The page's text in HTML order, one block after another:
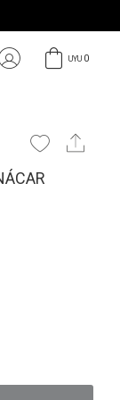
UYU 0